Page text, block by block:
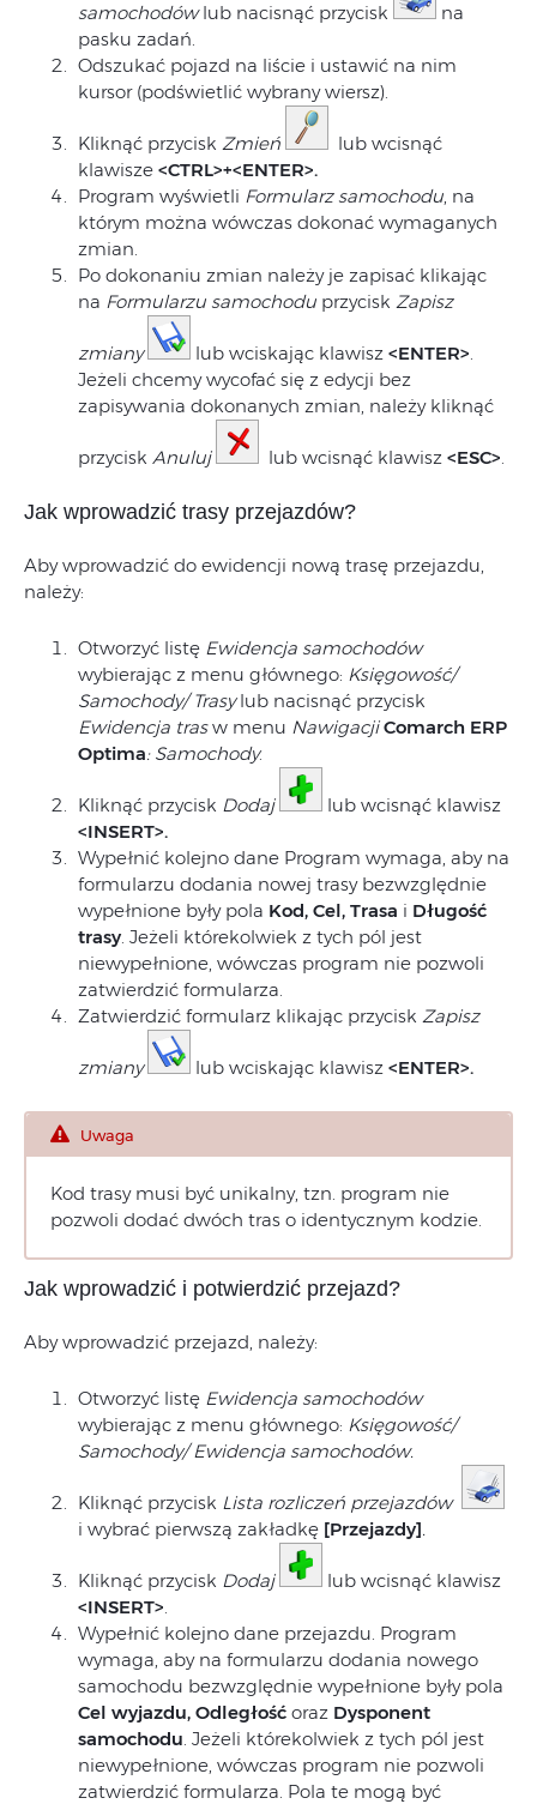
samochodówlub nacisnąć przycisk
na
pasku zadań.
Odszukać pojazd na liście i ustawić na nim
kursor (podświetlić wybrany wiersz).
Kliknąć przycisk Zmień
lub wcisnąć
klawisze <CTRL>+<ENTER>.
Program wyświetli Formularz samochodu, na
którym można wówczas dokonać wymaganych
zmian.
Po dokonaniu zmian należy je zapisać klikając
na Formularzu samochodu przycisk Zapisz
zmiany lub wciskając klawisz <ENTER>.
Jeżeli chcemy wycofać się z edycji bez
zapisywania dokonanych zmian, należy kliknąć
przycisk Anuluj lub wcisnąć klawisz <ESC>.
Jak wprowadzić trasy przejazdów?
Aby wprowadzić do ewidencji nową trasę przejazdu,
należy:
Otworzyć listę Ewidencja samochodów
wybierając z menu głównego: Księgowość/
Samochody/ Trasylub nacisnąć przycisk
Ewidencja trasw menu Nawigacji Comarch ERP
Optima: Samochody.
Kliknąć przycisk Dodaj
lub wcisnąć klawisz
<INSERT>.
Wypełnić kolejno dane Program wymaga, aby na
formularzu dodania nowej trasy bezwzględnie
wypełnione były pola Kod, Cel, Trasa i Długość
trasy. Jeżeli którekolwiek z tych pól jest
niewypełnione, wówczas program nie pozwoli
zatwierdzić formularza.
Zatwierdzić formularz klikając przycisk Zapisz
zmiany lub wciskając klawisz <ENTER>.
Uwaga
Kod trasy musi być unikalny, tzn. program nie
pozwoli dodać dwóch tras o identycznym kodzie.
Jak wprowadzić i potwierdzić przejazd?
Aby wprowadzić przejazd, należy:
Otworzyć listę Ewidencja samochodów
wybierając z menu głównego: Księgowość/
Samochody/ Ewidencja samochodów.
Kliknąć przycisk Lista rozliczeń przejazdów
i wybrać pierwszą zakładkę [Przejazdy].
Kliknąć przycisk Dodaj
lub wcisnąć klawisz
<INSERT>.
Wypełnić kolejno dane przejazdu. Program
wymaga, aby na formularzu dodania nowego
samochodu bezwzględnie wypełnione były pola
Cel wyjazdu, Odległość oraz Dysponent
samochodu. Jeżeli którekolwiek z tych pól jest
niewypełnione, wówczas program nie pozwoli
zatwierdzić formularza. Pola te mogą być